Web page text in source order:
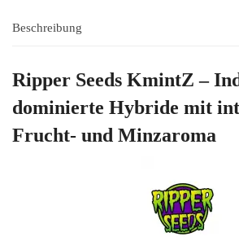
Beschreibung
Ripper Seeds KmintZ –
dominierte Hybride mit
Frucht- und Minzaroma